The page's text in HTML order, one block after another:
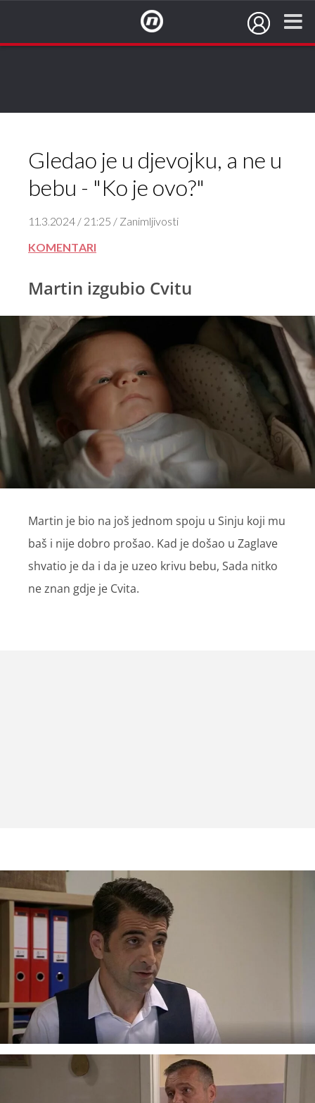
Gledao je u djevojku, a ne u
bebu - "Ko je ovo?"
11.3.2024 / 21:25 / Zanimljivosti
KOMENTARI
Martin izgubio Cvitu
Martin je bio na još jednom spoju u Sinju koji mu
baš i nije dobro prošao. Kad je došao u Zaglave
shvatio je da i da je uzeo krivu bebu, Sada nitko
ne znan gdje je Cvita.